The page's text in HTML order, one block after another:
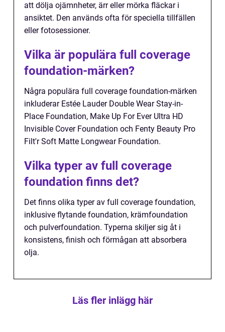
att dölja ojämnheter, ärr eller mörka fläckar i
ansiktet. Den används ofta för speciella tillfällen
eller fotosessioner.
Vilka är populära full coverage
foundation-märken?
Några populära full coverage foundation-märken
inkluderar Estée Lauder Double Wear Stay-in-
Place Foundation, Make Up For Ever Ultra HD
Invisible Cover Foundation och Fenty Beauty Pro
Filt'r Soft Matte Longwear Foundation.
Vilka typer av full coverage
foundation finns det?
Det finns olika typer av full coverage foundation,
inklusive flytande foundation, krämfoundation
och pulverfoundation. Typerna skiljer sig åt i
konsistens, finish och förmågan att absorbera
olja.
Läs fler inlägg här